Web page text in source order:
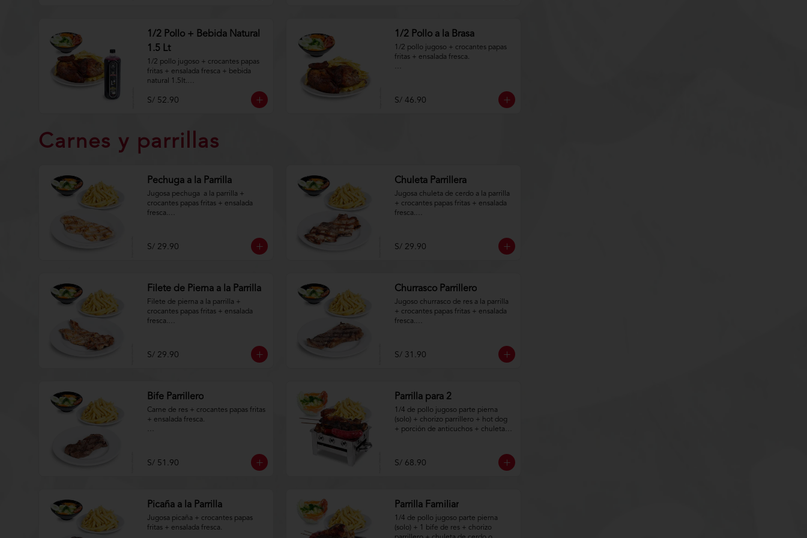
1/2 Pollo + Bebida Natural
1.5 Lt
1/2 pollo jugoso + crocantes papas
fritas + ensalada fresca + bebida
natural 1.5lt.
Aplica terminos y
condiciones.https://www.lenaycarbo
S/ 52.90
1/2 Pollo a la Brasa
1/2 pollo jugoso + crocantes papas
fritas + ensalada fresca.
n.com/TYCGenerales
S/ 46.90
Carnes y parrillas
Pechuga a la Parrilla
Jugosa pechuga  a la parrilla +
crocantes papas fritas + ensalada
fresca.
condiciones.https://www.lenaycarbo
n.com/TYCGenerales
S/ 29.90
Chuleta Parrillera
Jugosa chuleta de cerdo a la parrilla
+ crocantes papas fritas + ensalada
fresca.
condiciones.https://www.lenaycarbo
n.com/TYCGenerales
S/ 29.90
Filete de Pierna a la Parrilla
Filete de pierna a la parrilla +
crocantes papas fritas + ensalada
fresca.
condiciones.https://www.lenaycarbo
n.com/TYCGenerales
S/ 29.90
Churrasco Parrillero
Jugoso churrasco de res a la parrilla
+ crocantes papas fritas + ensalada
fresca.
condiciones.https://www.lenaycarbo
n.com/TYCGenerales
S/ 31.90
Bife Parrillero
Carne de res + crocantes papas fritas
+ ensalada fresca.
n.com/TYCGenerales
S/ 51.90
Parrilla para 2
1/4 de pollo jugoso parte pierna
(solo) + chorizo parrillero + hot dog
+ porción de anticuchos + chuleta
Aplica terminos y
S/ 68.90
Picaña a la Parrilla
Jugosa picaña + crocantes papas
fritas + ensalada fresca.
Parrilla Familiar
1/4 de pollo jugoso parte pierna
(solo) + 1 bife de res + chorizo